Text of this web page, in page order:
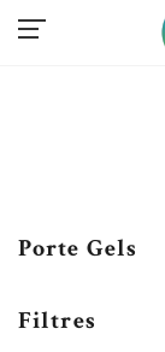
Matériel
Porte Gels
Filtres